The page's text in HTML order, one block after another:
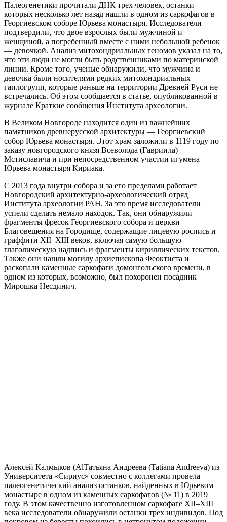
Палеогенетики прочитали ДНК трех человек, останки
которых несколько лет назад нашли в одном из саркофагов в
Георгиевском соборе Юрьева монастыря. Исследователи
подтвердили, что двое взрослых были мужчиной и
женщиной, а погребенный вместе с ними небольшой ребенок
— девочкой. Анализ митохондриальных геномов указал на то,
что эти люди не могли быть родственниками по материнской
линии. Кроме того, ученые обнаружили, что мужчина и
девочка были носителями редких митохондриальных
гаплогрупп, которые раньше на территории Древней Руси не
встречались. Об этом сообщается в статье, опубликованной в
журнале Краткие сообщения Института археологии.
В Великом Новгороде находится один из важнейших
памятников древнерусской архитектуры — Георгиевский
собор Юрьева монастыря. Этот храм заложили в 1119 году по
заказу новгородского князя Всеволода (Гавриила)
Мстиславича и при непосредственном участии игумена
Юрьева монастыря Кириака.
С 2013 года внутри собора и за его пределами работает
Новгородский архитектурно-археологический отряд
Института археологии РАН. За это время исследователи
успели сделать немало находок. Так, они обнаружили
фрагменты фресок Георгиевского собора и церкви
Благовещения на Городище, содержащие лицевую роспись и
граффити XII–XIII веков, включая самую большую
глаголическую надпись и фрагменты кириллических текстов.
Также они нашли могилу архиепископа Феоктиста и
раскопали каменные саркофаги домонгольского времени, в
одном из которых, возможно, был похоронен посадник
Мирошка Несдинич.
Алексей Калмыков (AlТатьяна Андреева (Tatiana Andreeva) из
Университета «Сириус» совместно с коллегами провела
палеогенетический анализ останков, найденных в Юрьевом
монастыре в одном из каменных саркофагов (№ 11) в 2019
году. В этом качественно изготовленном саркофаге XII–XIII
века исследователи обнаружили останки трех индивидов. Под